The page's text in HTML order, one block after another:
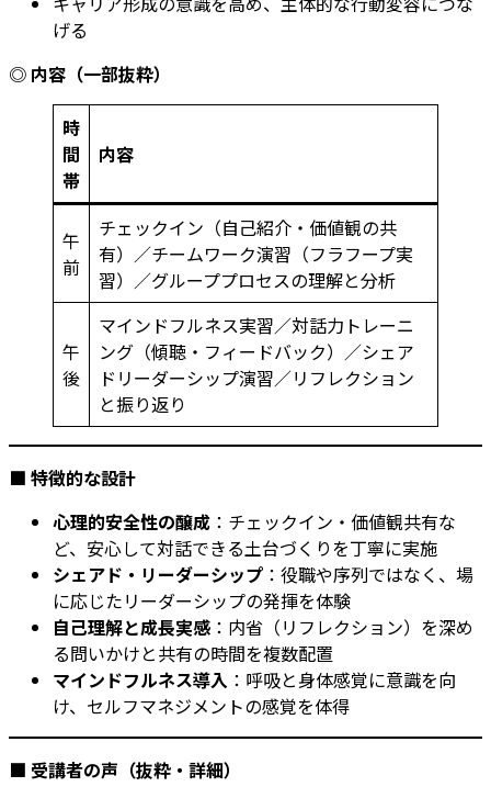
げる
◎ 内容（一部抜粋）
時
間
帯
内容
午
前
チェックイン（自己紹介・価値観の共
有）／チームワーク演習（フラフープ実
習）／グループプロセスの理解と分析
午
後
マインドフルネス実習／対話力トレーニ
ング（傾聴・フィードバック）／シェア
ドリーダーシップ演習／リフレクション
と振り返り
■ 特徴的な設計
心理的安全性の醸成 ：チェックイン・価値観共有な
ど、安心して対話できる土台づくりを丁寧に実施
シェアド・リーダーシップ ：役職や序列ではなく、場
に応じたリーダーシップの発揮を体験
自己理解と成長実感 ：内省（リフレクション）を深め
る問いかけと共有の時間を複数配置
マインドフルネス導入 ：呼吸と身体感覚に意識を向
け、セルフマネジメントの感覚を体得
■ 受講者の声（抜粋・詳細）